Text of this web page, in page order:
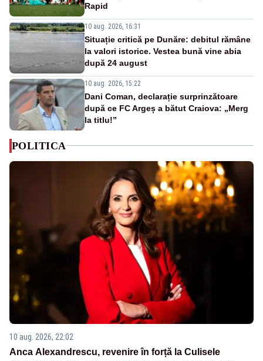
Rapid
10 aug. 2026, 16:31
Situație critică pe Dunăre: debitul rămâne
la valori istorice. Vestea bună vine abia
după 24 august
10 aug. 2026, 15:22
Dani Coman, declarație surprinzătoare
după ce FC Argeș a bătut Craiova: „Merg
la titlu!”
POLITICA
10 aug. 2026, 22:02
Anca Alexandrescu, revenire în forță la Culisele